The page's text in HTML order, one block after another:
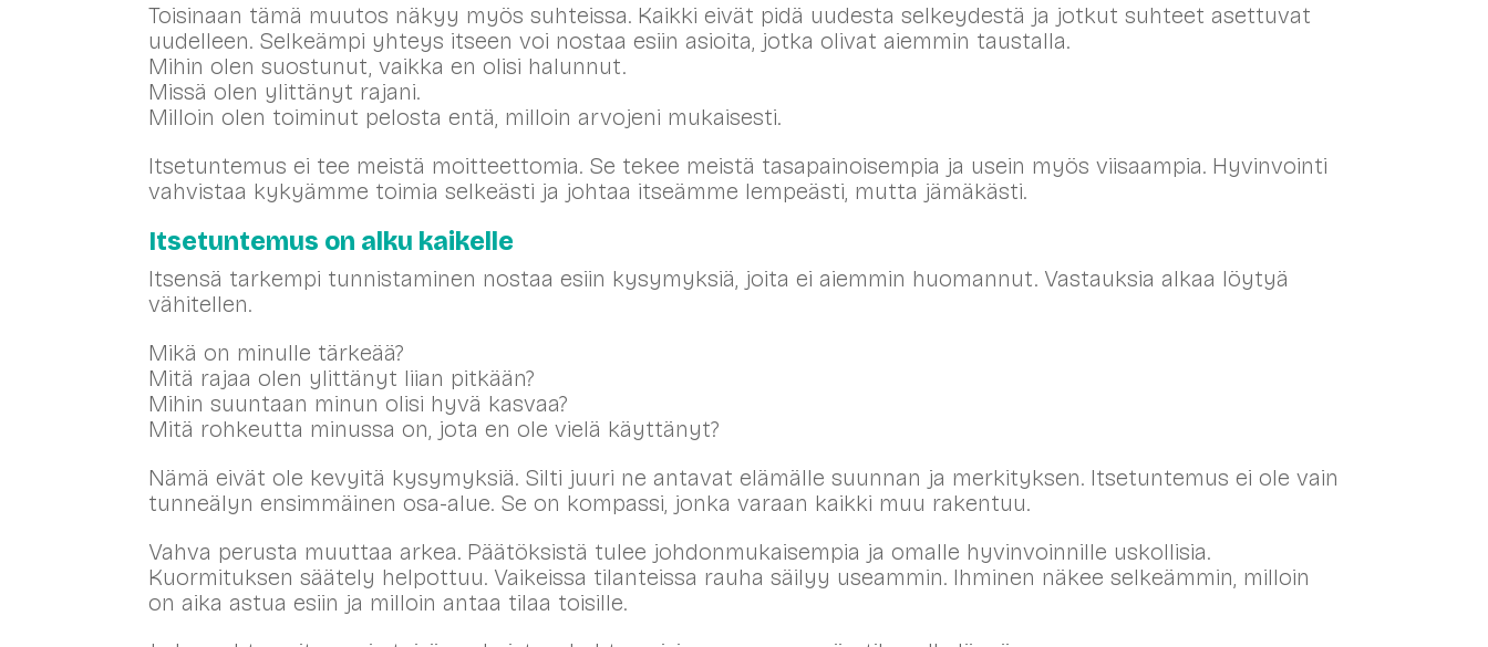
Toisinaan tämä muutos näkyy myös suhteissa. Kaikki eivät pidä uudesta selkeydestä ja jotkut suhteet asettuvat
uudelleen. Selkeämpi yhteys itseen voi nostaa esiin asioita, jotka olivat aiemmin taustalla.
Mihin olen suostunut, vaikka en olisi halunnut.
Missä olen ylittänyt rajani.
Milloin olen toiminut pelosta entä, milloin arvojeni mukaisesti.
Itsetuntemus ei tee meistä moitteettomia. Se tekee meistä tasapainoisempia ja usein myös viisaampia. Hyvinvointi
vahvistaa kykyämme toimia selkeästi ja johtaa itseämme lempeästi, mutta jämäkästi.
Itsetuntemus on alku kaikelle
Itsensä tarkempi tunnistaminen nostaa esiin kysymyksiä, joita ei aiemmin huomannut. Vastauksia alkaa löytyä
vähitellen.
Mikä on minulle tärkeää?
Mitä rajaa olen ylittänyt liian pitkään?
Mihin suuntaan minun olisi hyvä kasvaa?
Mitä rohkeutta minussa on, jota en ole vielä käyttänyt?
Nämä eivät ole kevyitä kysymyksiä. Silti juuri ne antavat elämälle suunnan ja merkityksen. Itsetuntemus ei ole vain
tunneälyn ensimmäinen osa-alue. Se on kompassi, jonka varaan kaikki muu rakentuu.
Vahva perusta muuttaa arkea. Päätöksistä tulee johdonmukaisempia ja omalle hyvinvoinnille uskollisia.
Kuormituksen säätely helpottuu. Vaikeissa tilanteissa rauha säilyy useammin. Ihminen näkee selkeämmin, milloin
on aika astua esiin ja milloin antaa tilaa toisille.